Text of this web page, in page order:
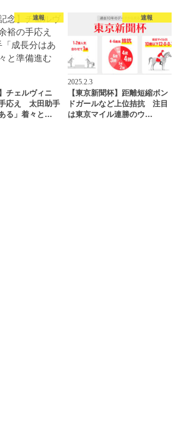
速報
チェルヴィニ
応え 太田助手
る」着々と…
速報
2025.2.3
【東京新聞杯】距離短縮ボン
ドガールなど上位拮抗 注目
は東京マイル連勝のウ…